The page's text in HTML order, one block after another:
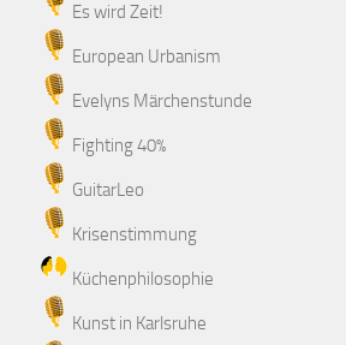
Es wird Zeit!
European Urbanism
Evelyns Märchenstunde
Fighting 40%
GuitarLeo
Krisenstimmung
Küchenphilosophie
Kunst in Karlsruhe